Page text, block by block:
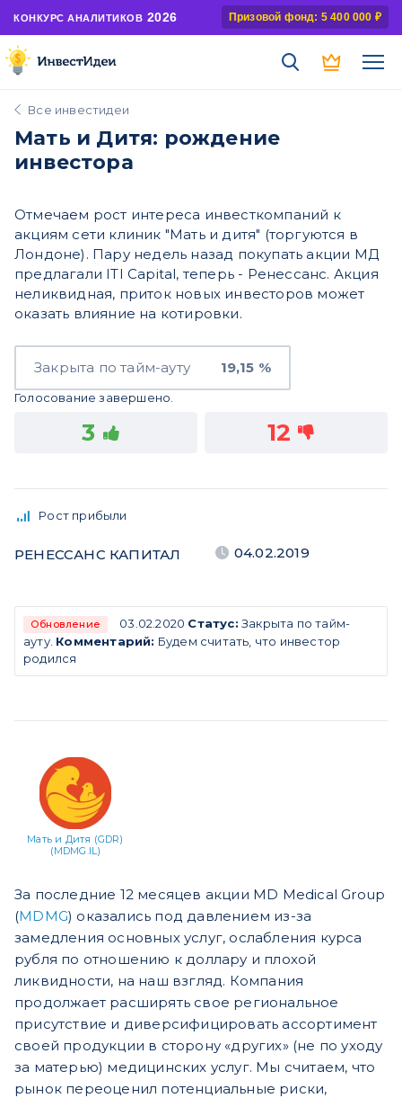
КОНКУРС АНАЛИТИКОВ 2026 Призовой фонд: 5 400 000 ₽
Все инвестидеи
Мать и Дитя: рождение
инвестора
Отмечаем рост интереса инвесткомпаний к
акциям сети клиник "Мать и дитя" (торгуются в
Лондоне). Пару недель назад покупать акции МД
предлагали ITI Capital, теперь - Ренессанс. Акция
неликвидная, приток новых инвесторов может
оказать влияние на котировки.
Закрыта по тайм-ауту 19,15 %
Голосование завершено.
3 12
Рост прибыли
РЕНЕССАНС КАПИТАЛ 04.02.2019
Обновление 03.02.2020 Статус: Закрыта по тайм-
ауту. Комментарий: Будем считать, что инвестор
родился
Мать и Дитя (GDR)
(MDMG.IL)
За последние 12 месяцев акции MD Medical Group
(MDMG) оказались под давлением из-за
замедления основных услуг, ослабления курса
рубля по отношению к доллару и плохой
ликвидности, на наш взгляд. Компания
продолжает расширять свое региональное
присутствие и диверсифицировать ассортимент
своей продукции в сторону «других» (не по уходу
за матерью) медицинских услуг. Мы считаем, что
рынок переоценил потенциальные риски,